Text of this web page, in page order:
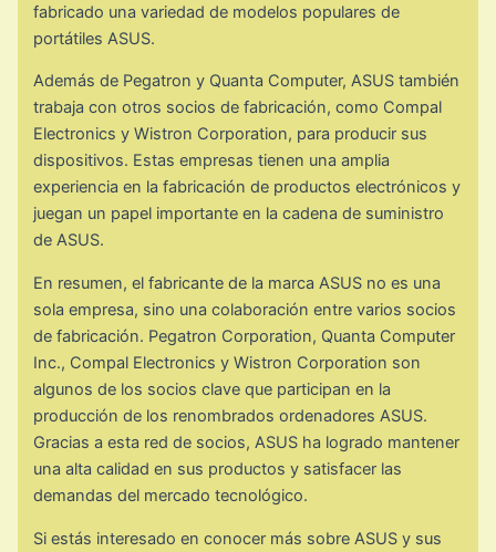
fabricado una variedad de modelos populares de
portátiles ASUS.
Además de Pegatron y Quanta Computer, ASUS también
trabaja con otros socios de fabricación, como Compal
Electronics y Wistron Corporation, para producir sus
dispositivos. Estas empresas tienen una amplia
experiencia en la fabricación de productos electrónicos y
juegan un papel importante en la cadena de suministro
de ASUS.
En resumen, el fabricante de la marca ASUS no es una
sola empresa, sino una colaboración entre varios socios
de fabricación. Pegatron Corporation, Quanta Computer
Inc., Compal Electronics y Wistron Corporation son
algunos de los socios clave que participan en la
producción de los renombrados ordenadores ASUS.
Gracias a esta red de socios, ASUS ha logrado mantener
una alta calidad en sus productos y satisfacer las
demandas del mercado tecnológico.
Si estás interesado en conocer más sobre ASUS y sus